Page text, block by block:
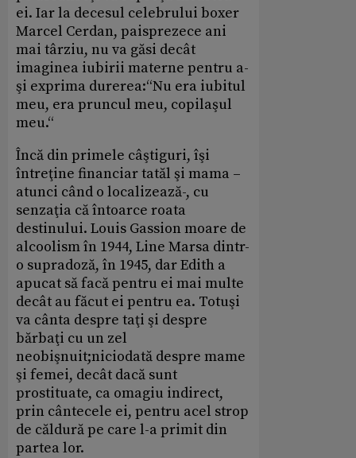
ei. Iar la decesul celebrului boxer
Marcel Cerdan, paisprezece ani
mai târziu, nu va găsi decât
imaginea iubirii materne pentru a-
şi exprima durerea:“Nu era iubitul
meu, era pruncul meu, copilaşul
meu.“
Încă din primele câştiguri, îşi
întreţine financiar tatăl şi mama –
atunci când o localizează-, cu
senzaţia că întoarce roata
destinului. Louis Gassion moare de
alcoolism în 1944, Line Marsa dintr-
o supradoză, în 1945, dar Edith a
apucat să facă pentru ei mai multe
decât au făcut ei pentru ea. Totuşi
va cânta despre taţi şi despre
bărbaţi cu un zel
neobişnuit;niciodată despre mame
şi femei, decât dacă sunt
prostituate, ca omagiu indirect,
prin cântecele ei, pentru acel strop
de căldură pe care l-a primit din
partea lor.